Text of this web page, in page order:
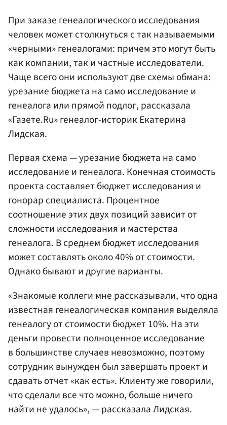
При заказе генеалогического исследования
человек может столкнуться с так называемыми
«черными» генеалогами: причем это могут быть
как компании, так и частные исследователи.
Чаще всего они используют две схемы обмана:
урезание бюджета на само исследование и
генеалога или прямой подлог, рассказала
«Газете.Ru» генеалог-историк Екатерина
Лидская.
Первая схема — урезание бюджета на само
исследование и генеалога. Конечная стоимость
проекта составляет бюджет исследования и
гонорар специалиста. Процентное
соотношение этих двух позиций зависит от
сложности исследования и мастерства
генеалога. В среднем бюджет исследования
может составлять около 40% от стоимости.
Однако бывают и другие варианты.
«Знакомые коллеги мне рассказывали, что одна
известная генеалогическая компания выделяла
генеалогу от стоимости бюджет 10%. На эти
деньги провести полноценное исследование
в большинстве случаев невозможно, поэтому
сотрудник вынужден был завершать проект и
сдавать отчет «как есть». Клиенту же говорили,
что сделали все что можно, больше ничего
найти не удалось», — рассказала Лидская.